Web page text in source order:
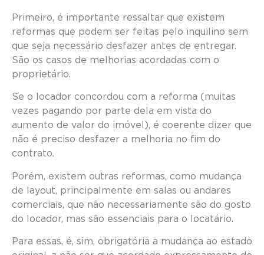
Primeiro, é importante ressaltar que existem
reformas que podem ser feitas pelo inquilino sem
que seja necessário desfazer antes de entregar.
São os casos de melhorias acordadas com o
proprietário.
Se o locador concordou com a reforma (muitas
vezes pagando por parte dela em vista do
aumento de valor do imóvel), é coerente dizer que
não é preciso desfazer a melhoria no fim do
contrato.
Porém, existem outras reformas, como mudança
de layout, principalmente em salas ou andares
comerciais, que não necessariamente são do gosto
do locador, mas são essenciais para o locatário.
Para essas, é, sim, obrigatória a mudança ao estado